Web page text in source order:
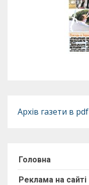
Архів газети в pdf
Головна
Реклама на сайті